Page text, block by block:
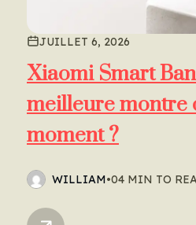
JUILLET 6, 2026
Xiaomi Smart
meilleure montre
moment ?
WILLIAM•04 MIN TO